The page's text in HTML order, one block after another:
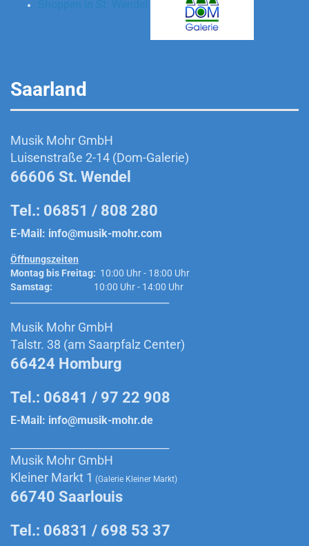
Saarland
Musik Mohr GmbH
Luisenstraße 2-14 (Dom-Galerie)
66606 St. Wendel
Tel.: 06851 / 808 280
E-Mail: info@musik-mohr.com
Öffnungszeiten
Montag bis Freitag: 10:00 Uhr - 18:00 Uhr
Samstag: 10:00 Uhr - 14:00 Uhr
Musik Mohr GmbH
Talstr. 38 (am Saarpfalz Center)
66424 Homburg
Tel.: 06841 / 97 22 908
E-Mail: info@musik-mohr.de
Musik Mohr GmbH
Kleiner Markt 1 (Galerie Kleiner Markt)
66740 Saarlouis
Tel.: 06831 / 698 53 37